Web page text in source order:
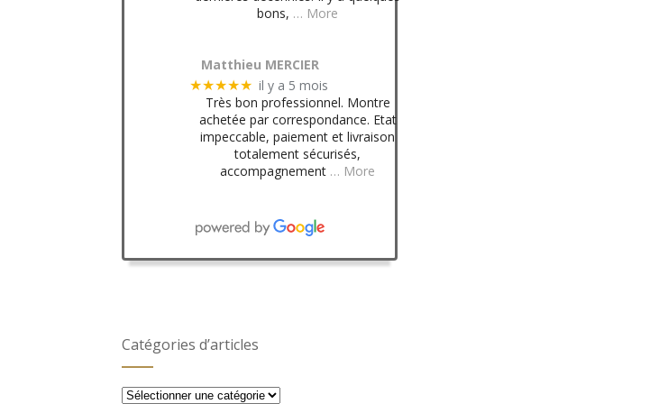
bons, … More
Matthieu MERCIER
★★★★★ il y a 5 mois
Très bon professionnel. Montre
achetée par correspondance. Etat
impeccable, paiement et livraison
totalement sécurisés,
accompagnement … More
Catégories d’articles
Catégories